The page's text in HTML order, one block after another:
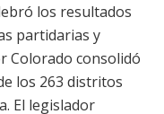
los resultados
partidarias y
Colorado consolidó
los 263 distritos
El legislador